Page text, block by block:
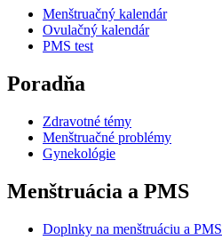
Menštruačný kalendár
Ovulačný kalendár
PMS test
Poradňa
Zdravotné témy
Menštruačné problémy
Gynekológie
Menštruácia a PMS
Doplnky na menštruáciu a PMS